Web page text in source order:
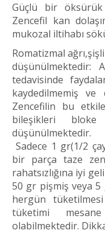
Güçlü bir öksürük
Zencefil kan
mukozal iltihabı
Romatizmal
tedavisinde
kaydedilmemiş
Zencefilin bu
bileşikleri bloke
düşünülmektedir.
Sadece 1 gr(1/2
bir parça taze
rahatsızlığına iyi
50 gr pişmiş veya 5
hergün
tüketimi
olabilmektedir.